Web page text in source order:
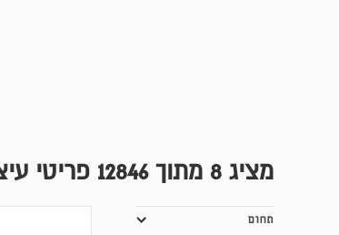
מציג 8 מתוך 12846 פריטי עיצוב
תחום